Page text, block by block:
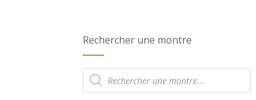
Rechercher une montre
Recherche
de
produits